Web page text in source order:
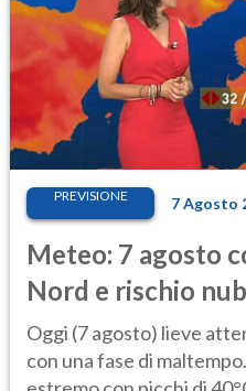
PREVISIONE 7 Agosto
Meteo: 7 agosto
Nord e rischio
caldo estremo
Oggi (7 agosto) lieve
con una fase di